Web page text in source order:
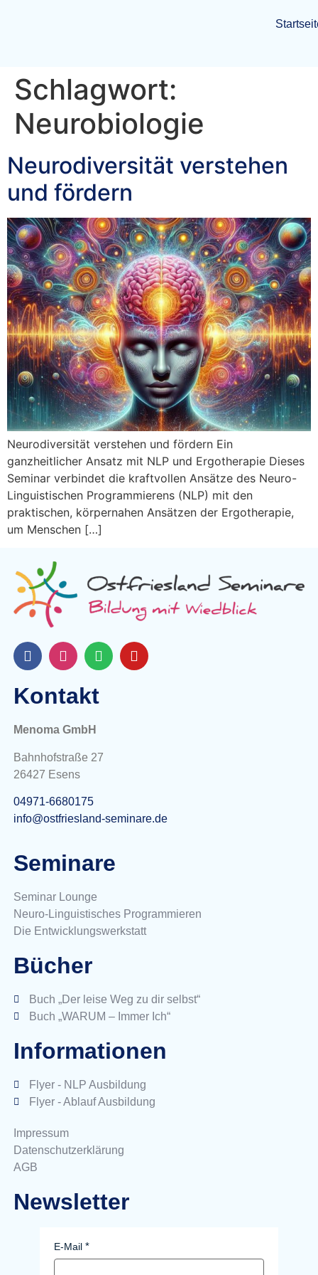
Schlagwort:
Neurobiologie
Neurodiversität verstehen
und fördern
Neurodiversität verstehen und fördern Ein
ganzheitlicher Ansatz mit NLP und Ergotherapie Dieses
Seminar verbindet die kraftvollen Ansätze des Neuro-
Linguistischen Programmierens (NLP) mit den
praktischen, körpernahen Ansätzen der Ergotherapie,
um Menschen […]
Kontakt
Menoma GmbH
Bahnhofstraße 27
26427 Esens
04971-6680175
info@ostfriesland-seminare.de
Seminare
Seminar Lounge
Neuro-Linguistisches Programmieren
Die Entwicklungswerkstatt
Bücher
Buch „Der leise Weg zu dir selbst“
Buch „WARUM – Immer Ich“
Informationen
Flyer - NLP Ausbildung
Flyer - Ablauf Ausbildung
Impressum
Datenschutzerklärung
AGB
Newsletter
E-Mail